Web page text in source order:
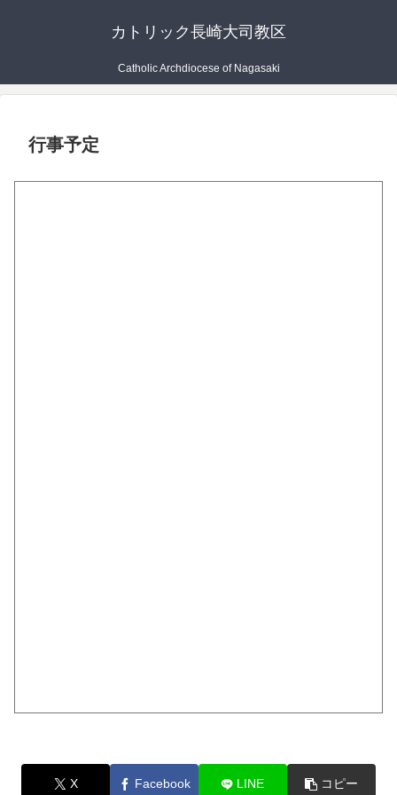
カトリック長崎大司教区
Catholic Archdiocese of Nagasaki
行事予定
X Facebook LINE コピー